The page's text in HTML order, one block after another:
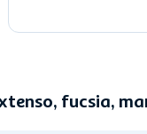
fucsia,